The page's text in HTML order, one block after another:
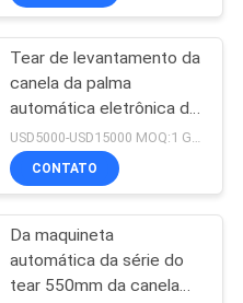
20
Tear de levantamento da
canela da palma
automática eletrônica do
tear da canela do cartão
de teste padrão da
maquineta 70RPM
USD5000-USD15000 MOQ:1 GRUPO
CONTATO
Da maquineta
automática da série do
tear 550mm da canela